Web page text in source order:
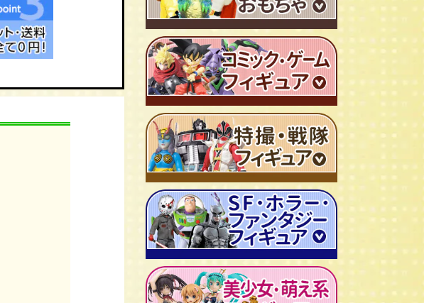
特撮・戦隊 TV番組 1960年代
超合金・DX超合金
ソフビ
広告ノベルティグッズ
ジャンボマシンダー
キャラクター消しゴム
ビックリマンシール
ダイアクロン
変身サイボーグ
昭和レトロなミニカー
ミクロマン
レトロプラモデル
ワンピース/ONE PIECE
聖闘士聖矢
キン肉マン
ドラゴンボール
北斗の拳
ルパン三世
鉄人28号
仮面ライダー
ゴジラ
人造人間キカイダー